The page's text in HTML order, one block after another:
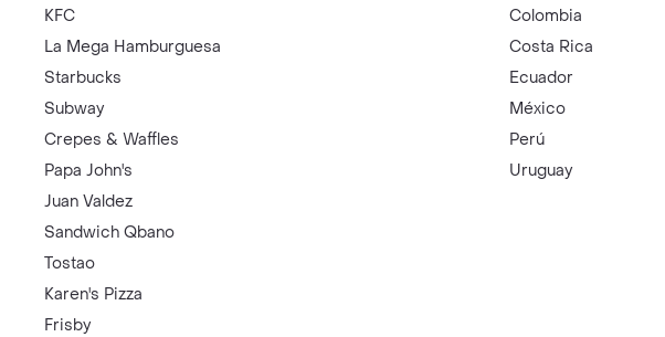
KFC
La Mega Hamburguesa
Starbucks
Subway
Crepes & Waffles
Papa John's
Juan Valdez
Sandwich Qbano
Tostao
Karen's Pizza
Frisby
Colombia
Costa Rica
Ecuador
México
Perú
Uruguay